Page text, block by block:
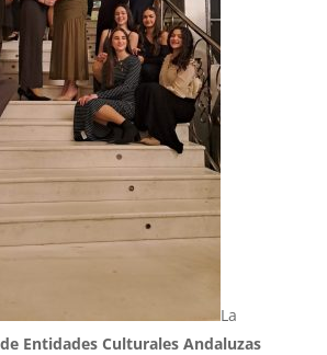
La
Entidades Culturales Andaluzas